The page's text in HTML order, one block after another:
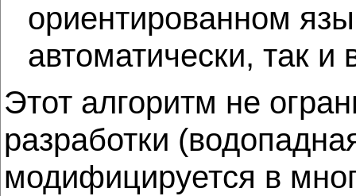
ориентированном
автоматически, так и
Этот алгоритм не
разработки
модифицируется в